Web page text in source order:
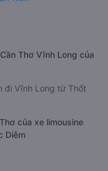
Thơ Vĩnh Long của
đi Vĩnh Long từ Thốt
của xe limousine
Diễm